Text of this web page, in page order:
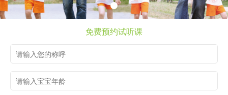
免费预约试听课